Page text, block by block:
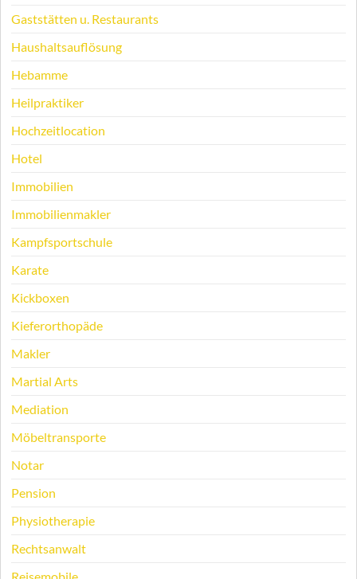
Gaststätten u. Restaurants
Haushaltsauflösung
Hebamme
Heilpraktiker
Hochzeitlocation
Hotel
Immobilien
Immobilienmakler
Kampfsportschule
Karate
Kickboxen
Kieferorthopäde
Makler
Martial Arts
Mediation
Möbeltransporte
Notar
Pension
Physiotherapie
Rechtsanwalt